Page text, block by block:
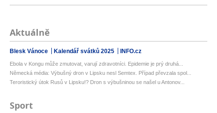
Aktuálně
Blesk Vánoce Kalendář svátků 2025 INFO.cz
Ebola v Kongu může zmutovat, varují zdravotníci. Epidemie je prý druhá...
Německá média: Výbušný dron v Lipsku nesl Semtex. Případ převzala spol...
Teroristický útok Rusů v Lipsku!? Dron s výbušninou se našel u Antonov...
Sport